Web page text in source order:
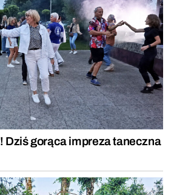
Dziś gorąca impreza taneczna